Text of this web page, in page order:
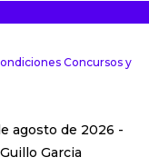
Concursos y
agosto de 2026 -
Garcia